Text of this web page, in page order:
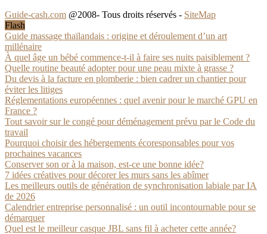
Guide-cash.com @2008- Tous droits réservés - SiteMap
Flash
Guide massage thaïlandais : origine et déroulement d’un art
millénaire
À quel âge un bébé commence-t-il à faire ses nuits paisiblement ?
Quelle routine beauté adopter pour une peau mixte à grasse ?
Du devis à la facture en plomberie : bien cadrer un chantier pour
éviter les litiges
Réglementations européennes : quel avenir pour le marché GPU en
France ?
Tout savoir sur le congé pour déménagement prévu par le Code du
travail
Pourquoi choisir des hébergements écoresponsables pour vos
prochaines vacances
Conserver son or à la maison, est-ce une bonne idée?
7 idées créatives pour décorer les murs sans les abîmer
Les meilleurs outils de génération de synchronisation labiale par IA
de 2026
Calendrier entreprise personnalisé : un outil incontournable pour se
démarquer
Quel est le meilleur casque JBL sans fil à acheter cette année?